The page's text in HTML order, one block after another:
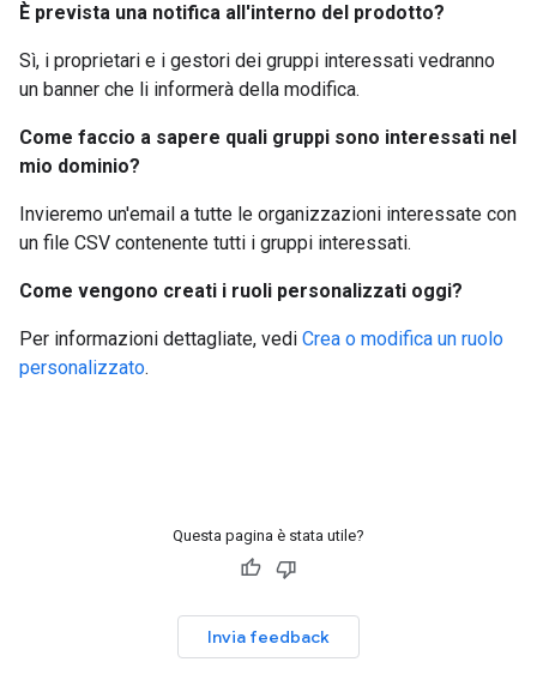
È prevista una notifica all'interno del prodotto?
Sì, i proprietari e i gestori dei gruppi interessati vedranno
un banner che li informerà della modifica.
Come faccio a sapere quali gruppi sono interessati nel
mio dominio?
Invieremo un'email a tutte le organizzazioni interessate con
un file CSV contenente tutti i gruppi interessati.
Come vengono creati i ruoli personalizzati oggi?
Per informazioni dettagliate, vedi Crea o modifica un ruolo
personalizzato.
Questa pagina è stata utile?
Invia feedback